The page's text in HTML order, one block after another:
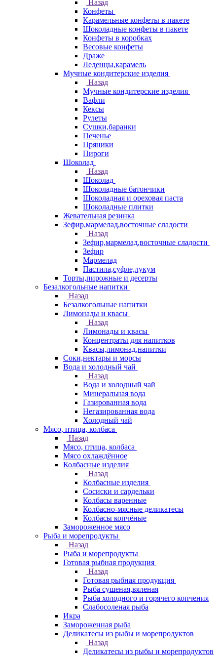
Назад
Конфеты
Карамельные конфеты в пакете
Шоколадные конфеты в пакете
Конфеты в коробках
Весовые конфеты
Драже
Леденцы,карамель
Мучные кондитерские изделия
Назад
Мучные кондитерские изделия
Вафли
Кексы
Рулеты
Сушки,баранки
Печенье
Пряники
Пироги
Шоколад
Назад
Шоколад
Шоколадные батончики
Шоколадная и ореховая паста
Шоколадные плитки
Жевательная резинка
Зефир,мармелад,восточные сладости
Назад
Зефир,мармелад,восточные сладости
Зефир
Мармелад
Пастила,суфле,лукум
Торты,пирожные и десерты
Безалкогольные напитки
Назад
Безалкогольные напитки
Лимонады и квасы
Назад
Лимонады и квасы
Концентраты для напитков
Квасы,лимонад,напитки
Соки,нектары и морсы
Вода и холодный чай
Назад
Вода и холодный чай
Минеральная вода
Газированная вода
Негазированная вода
Холодный чай
Мясо, птица, колбаса
Назад
Мясо, птица, колбаса
Мясо охлаждённое
Колбасные изделия
Назад
Колбасные изделия
Сосиски и сардельки
Колбасы варенные
Колбасно-мясные деликатесы
Колбасы копчёные
Замороженное мясо
Рыба и морепродукты
Назад
Рыба и морепродукты
Готовая рыбная продукция
Назад
Готовая рыбная продукция
Рыба сушеная,вяленая
Рыба холодного и горячего копчения
Слабосоленая рыба
Икра
Замороженная рыба
Деликатесы из рыбы и морепродуктов
Назад
Деликатесы из рыбы и морепродуктов